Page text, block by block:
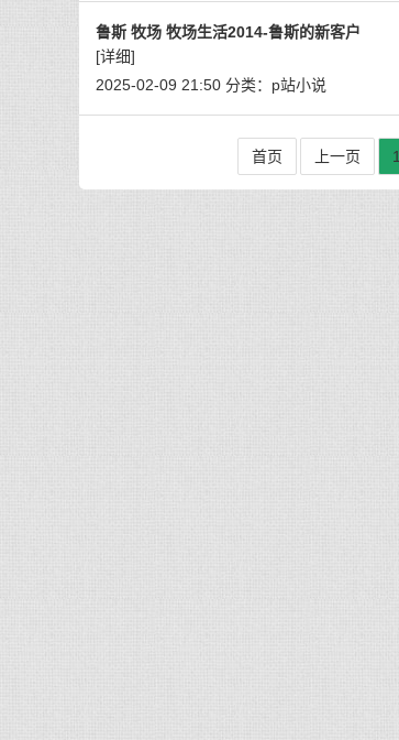
鲁斯 牧场 牧场生活2014-鲁斯的新客户
[详细]
2025-02-09 21:50 分类： p站小说
首页 上一页 1